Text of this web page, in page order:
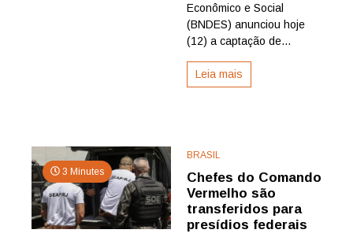
transição
sustentável
Econômico e Social
(BNDES) anunciou hoje
(12) a captação de...
Leia mais
3 Minutes
BRASIL
Chefes do Comando
Vermelho são
transferidos para
presídios federais